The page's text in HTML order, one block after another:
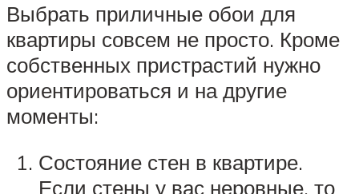
Выбрать приличные обои для
квартиры совсем не просто. Кроме
собственных пристрастий нужно
ориентироваться и на другие
моменты:
Состояние стен в квартире.
Если стены у вас неровные, то